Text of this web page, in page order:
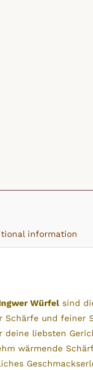
information
Würfelsind
Schärfe und feiner
deine liebsten
wärmende